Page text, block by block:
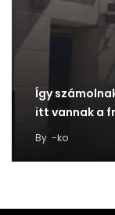
Így
itt vannak a
By -ko